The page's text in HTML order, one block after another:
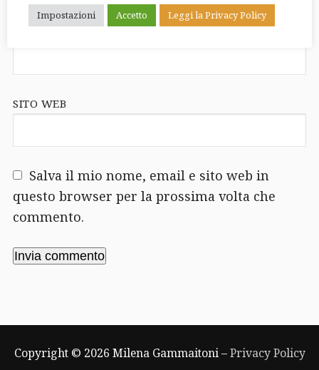
SITO WEB
Salva il mio nome, email e sito web in
questo browser per la prossima volta che
commento.
Copyright © 2026 Milena Gammaitoni –Privacy Policy
Impostazioni Accetto Leggi la Privacy Policy